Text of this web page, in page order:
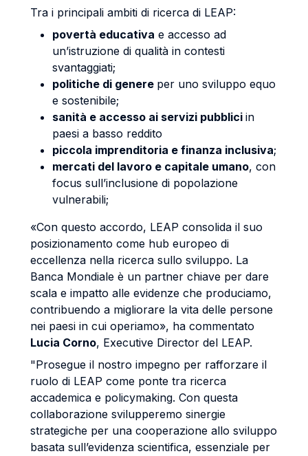
Tra i principali ambiti di ricerca di LEAP:
povertà educativa e accesso ad
un’istruzione di qualità in contesti
svantaggiati;
politiche di genere per uno sviluppo equo
e sostenibile;
sanità e accesso ai servizi pubblici in
paesi a basso reddito
piccola imprenditoria e finanza inclusiva;
mercati del lavoro e capitale umano, con
focus sull’inclusione di popolazione
vulnerabili;
«Con questo accordo, LEAP consolida il suo
posizionamento come hub europeo di
eccellenza nella ricerca sullo sviluppo. La
Banca Mondiale è un partner chiave per dare
scala e impatto alle evidenze che produciamo,
contribuendo a migliorare la vita delle persone
nei paesi in cui operiamo», ha commentato
Lucia Corno, Executive Director del LEAP.
"Prosegue il nostro impegno per rafforzare il
ruolo di LEAP come ponte tra ricerca
accademica e policymaking. Con questa
collaborazione svilupperemo sinergie
strategiche per una cooperazione allo sviluppo
basata sull’evidenza scientifica, essenziale per